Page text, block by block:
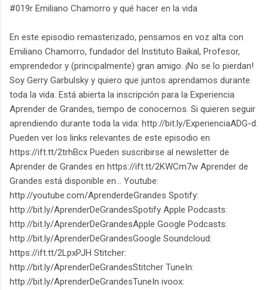
#019r Emiliano Chamorro y qué hacer en la vida
En este episodio remasterizado, pensamos en voz alta con
Emiliano Chamorro, fundador del Instituto Baikal, Profesor,
emprendedor y (principalmente) gran amigo. ¡No se lo pierdan!
Soy Gerry Garbulsky y quiero que juntos aprendamos durante
toda la vida. Está abierta la inscripción para la Experiencia
Aprender de Grandes, tiempo de conocernos. Si quieren seguir
aprendiendo durante toda la vida: http://bit.ly/ExperienciaADG-d.
Pueden ver los links relevantes de este episodio en
https://ift.tt/2trhBcx Pueden suscribirse al newsletter de
Aprender de Grandes en https://ift.tt/2KWCm7w Aprender de
Grandes está disponible en... Youtube:
http://youtube.com/AprenderdeGrandes Spotify:
http://bit.ly/AprenderDeGrandesSpotify Apple Podcasts:
http://bit.ly/AprenderDeGrandesApple Google Podcasts:
http://bit.ly/AprenderDeGrandesGoogle Soundcloud:
https://ift.tt/2LpxPJH Stitcher:
http://bit.ly/AprenderDeGrandesStitcher TuneIn:
http://bit.ly/AprenderDeGrandesTuneIn ivoox: